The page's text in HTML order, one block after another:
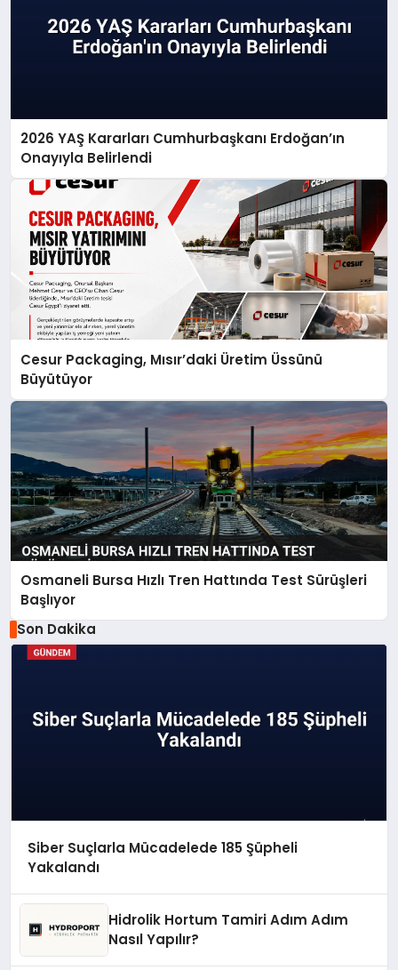
2026 YAŞ Kararları Cumhurbaşkanı Erdoğan’ın
Onayıyla Belirlendi
Cesur Packaging, Mısır’daki Üretim Üssünü
Büyütüyor
Osmaneli Bursa Hızlı Tren Hattında Test Sürüşleri
Başlıyor
Son Dakika
Siber Suçlarla Mücadelede 185 Şüpheli
Yakalandı
Hidrolik Hortum Tamiri Adım Adım
Nasıl Yapılır?